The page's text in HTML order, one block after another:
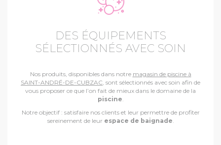
DES ÉQUIPEMENTS
SÉLECTIONNÉS AVEC SOIN
Nos produits, disponibles dans notre magasin de piscine à
SAINT-ANDRÉ-DE-CUBZAC , sont sélectionnés avec soin afin de
vous proposer ce que l’on fait de mieux dans le domaine de la
piscine
Notre objectif : satisfaire nos clients et leur permettre de profiter
sereinement de leur espace de baignade